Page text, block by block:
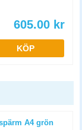
605.00 kr
KÖP
A4 grön